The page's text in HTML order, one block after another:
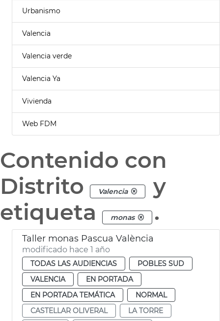
Urbanismo
Valencia
Valencia verde
Valencia Ya
Vivienda
Web FDM
Contenido con
Distrito
Valencia
y
etiqueta
monas .
Taller monas Pascua València
modificado hace 1 año
TODAS LAS AUDIENCIAS
POBLES SUD
VALENCIA
EN PORTADA
EN PORTADA TEMÁTICA
NORMAL
CASTELLAR OLIVERAL
LA TORRE